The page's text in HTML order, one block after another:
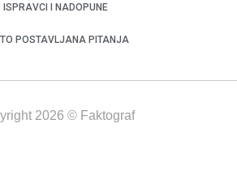
ISPRAVCI I NADOPUNE
POSTAVLJANA PITANJA
2026 © Faktograf